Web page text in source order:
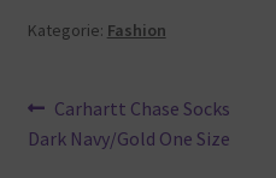
Kategorie: Fashion
Vorheriger
Beitrag:
Carhartt Chase Socks
Dark Navy/Gold One Size